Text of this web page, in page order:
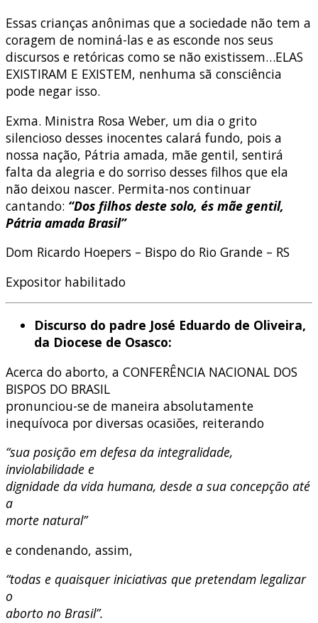
Essas crianças anônimas que a sociedade não tem a
coragem de nominá-las e as esconde nos seus
discursos e retóricas como se não existissem…ELAS
EXISTIRAM E EXISTEM, nenhuma sã consciência
pode negar isso.
Exma. Ministra Rosa Weber, um dia o grito
silencioso desses inocentes calará fundo, pois a
nossa nação, Pátria amada, mãe gentil, sentirá
falta da alegria e do sorriso desses filhos que ela
não deixou nascer. Permita-nos continuar
cantando: “Dos filhos deste solo, és mãe gentil,
Pátria amada Brasil”
Dom Ricardo Hoepers – Bispo do Rio Grande – RS
Expositor habilitado
Discurso do padre José Eduardo de Oliveira,
da Diocese de Osasco:
Acerca do aborto, a CONFERÊNCIA NACIONAL DOS
BISPOS DO BRASIL
pronunciou-se de maneira absolutamente
inequívoca por diversas ocasiões, reiterando
“sua posição em defesa da integralidade,
inviolabilidade e
dignidade da vida humana, desde a sua concepção até
a
morte natural”
e condenando, assim,
“todas e quaisquer iniciativas que pretendam legalizar
o
aborto no Brasil”.